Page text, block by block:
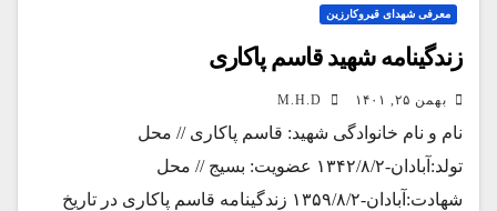
معرفی شهدای قیروکارزین
زندگینامه شهید قاسم پاکاری
بهمن ۲۵, ۱۴۰۱
نام و نام خانوادگی شهید: قاسم پاکاری // محل
تولد:آبادان-۱۳۴۲/۸/۲ عضویت: بسیج // محل
شهادت:آبادان-۱۳۵۹/۸/۲ زندگینامه قاسم پاکاری در تاریخ